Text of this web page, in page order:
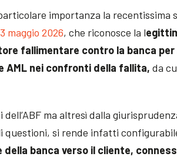
importanza la recentissima
maggio 2026, che riconosce la l
fallimentare contro la banca per
AML nei confronti della fallita, da
ma altresì dalla
questioni, si rende infatti
banca verso il cliente,